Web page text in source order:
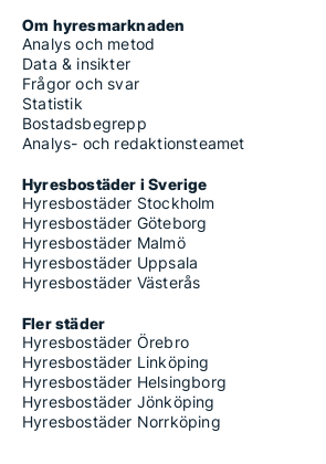
Om hyresmarknaden
Analys och metod
Data & insikter
Frågor och svar
Statistik
Bostadsbegrepp
Analys- och redaktionsteamet
Hyresbostäder i Sverige
Hyresbostäder Stockholm
Hyresbostäder Göteborg
Hyresbostäder Malmö
Hyresbostäder Uppsala
Hyresbostäder Västerås
Fler städer
Hyresbostäder Örebro
Hyresbostäder Linköping
Hyresbostäder Helsingborg
Hyresbostäder Jönköping
Hyresbostäder Norrköping